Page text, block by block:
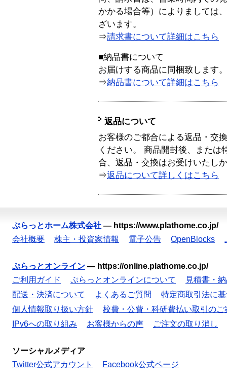
かかる場合等）によりましては
ざいます。
⇒請求書について詳細はこちら
■納品書について
お届けする商品に同梱致します。
⇒納品書について詳細はこちら
返品について
お客様のご都合による返品・交
ください。 商品開封後、または
合、返品・交換はお受けいたし
⇒返品について詳しくはこちら
ぷらっとホーム株式会社 — https://www.plathome.co.jp/
会社概要
株主・投資家情報 電子公告 OpenBlocks
ぷらっとオンライン — https://online.plathome.co.jp/
ご利用ガイド
ぷらっとオンラインについて
見積書・
配送・決済について
よくあるご質問
特定商取引法に
個人情報取り扱い方針
校費・公費・科研費払い取引のご
IPv6への取り組み
お客様からの声 ご注文の取り消し
ソーシャルメディア
Twitter公式アカウント
Facebook公式ページ